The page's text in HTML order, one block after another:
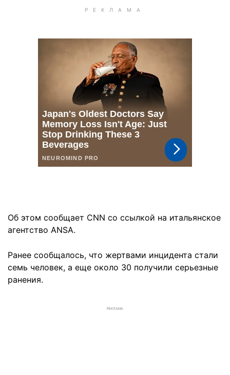
Об этом сообщает CNN со ссылкой на итальянское
агентство ANSA.
Ранее сообщалось, что жертвами инцидента стали
семь человек, а еще около 30 получили серьезные
ранения.
РЕКЛАМА